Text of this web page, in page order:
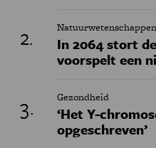
Natuurwetenschappen
In 2064 stort
voorspelt een
Gezondheid
‘Het Y-
opgeschreven’